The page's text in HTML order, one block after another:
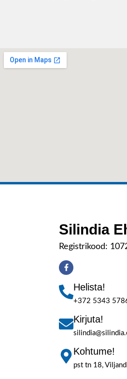
Silindia
Registrikood:
Helista!
+372 5343
Kirjuta!
Kohtume!
pst tn 18,